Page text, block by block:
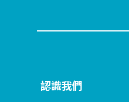
認識我們